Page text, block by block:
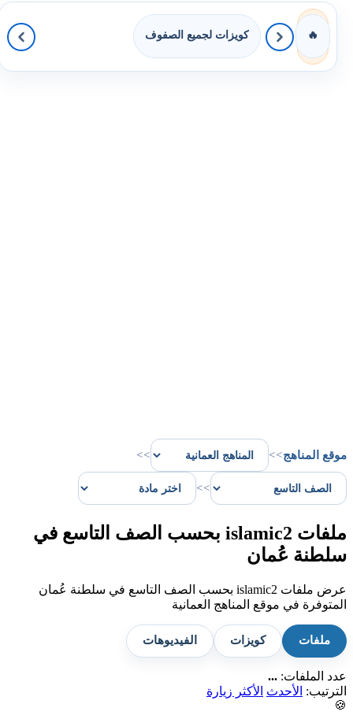
🔥 كويزات لجميع الصفوف
موقع المناهج>>
>>
>>
ملفات islamic2 بحسب الصف التاسع في
سلطنة عُمان
عرض ملفات islamic2 بحسب الصف التاسع في سلطنة عُمان
المتوفرة في موقع المناهج العمانية
ملفات كويزات الفيديوهات
عدد الملفات: ...
الترتيب:
الأحدث
الأكثر زيارة
🍪